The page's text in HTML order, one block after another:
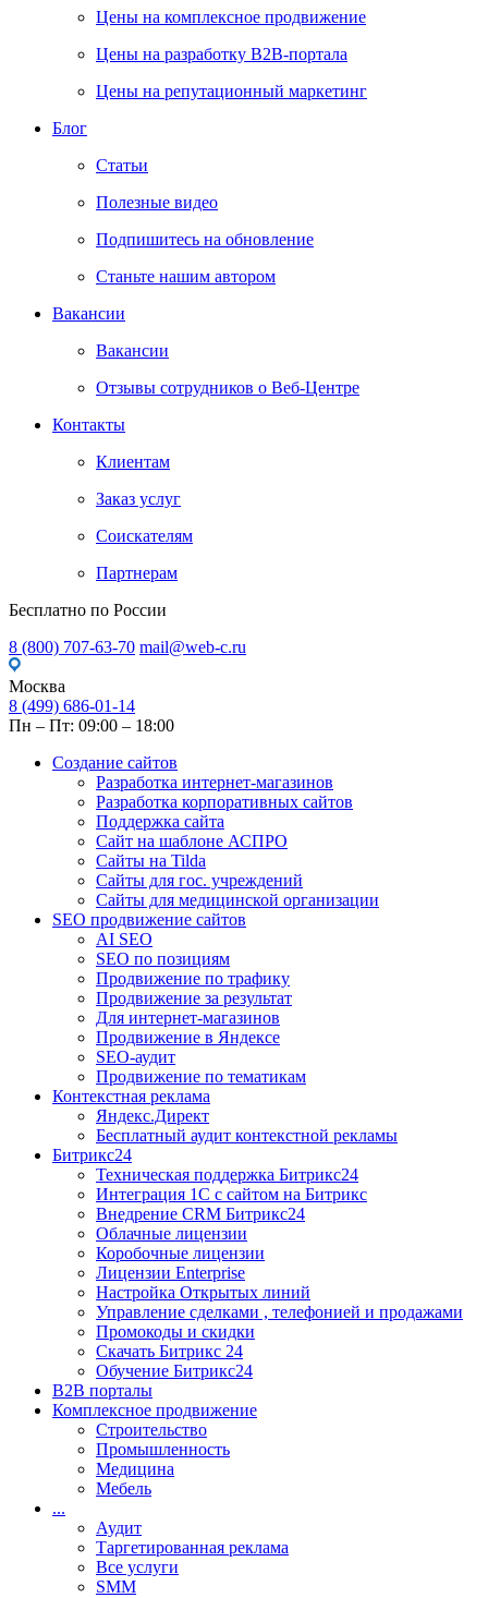
Цены на комплексное продвижение
Цены на разработку В2В-портала
Цены на репутационный маркетинг
Блог
Статьи
Полезные видео
Подпишитесь на обновление
Станьте нашим автором
Вакансии
Вакансии
Отзывы сотрудников о Веб-Центре
Контакты
Клиентам
Заказ услуг
Соискателям
Партнерам
Бесплатно по России
8 (800) 707-63-70 mail@web-c.ru
Москва
8 (499) 686-01-14
Пн – Пт: 09:00 – 18:00
Создание сайтов
Разработка интернет-магазинов
Разработка корпоративных сайтов
Поддержка сайта
Сайт на шаблоне АСПРО
Сайты на Tilda
Сайты для гос. учреждений
Сайты для медицинской организации
SEO продвижение сайтов
AI SEO
SEO по позициям
Продвижение по трафику
Продвижение за результат
Для интернет-магазинов
Продвижение в Яндексе
SEO-аудит
Продвижение по тематикам
Контекстная реклама
Яндекс.Директ
Бесплатный аудит контекстной рекламы
Битрикс24
Техническая поддержка Битрикс24
Интеграция 1С с сайтом на Битрикс
Внедрение CRM Битрикс24
Облачные лицензии
Коробочные лицензии
Лицензии Enterprise
Настройка Открытых линий
Управление сделками , телефонией и продажами
Промокоды и скидки
Скачать Битрикс 24
Обучение Битрикс24
B2B порталы
Комплексное продвижение
Строительство
Промышленность
Медицина
Мебель
...
Аудит
Таргетированная реклама
Все услуги
SMM